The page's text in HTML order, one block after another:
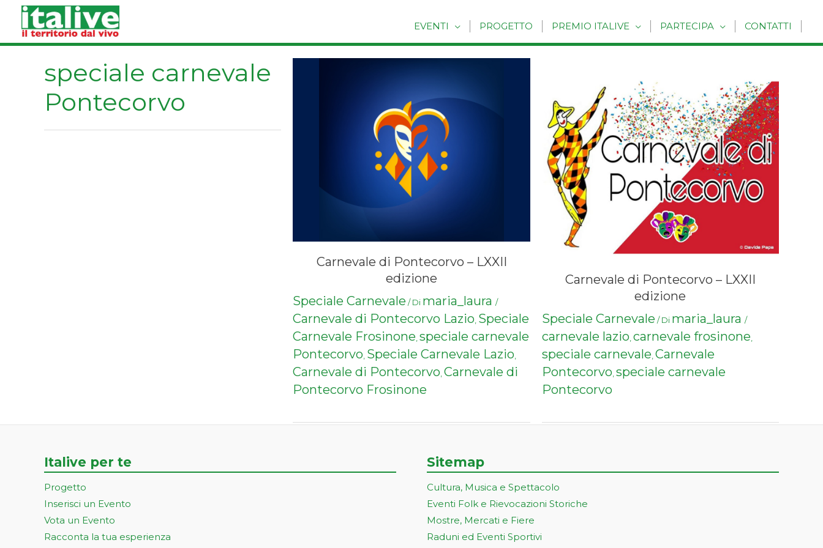
contenuto
EVENTI PROGETTO PREMIO ITALIVE PARTECIPA CONTATTI
speciale carnevale
Pontecorvo
Carnevale di Pontecorvo – LXXII
edizione
Speciale Carnevale / Di maria_laura /
Carnevale di Pontecorvo Lazio, Speciale
Carnevale Frosinone,speciale carnevale
Pontecorvo, Speciale Carnevale Lazio,
Carnevale di Pontecorvo,Carnevale di
Pontecorvo Frosinone
Carnevale di Pontecorvo – LXXII
edizione
Speciale Carnevale / Di maria_laura /
carnevale lazio, carnevale frosinone,
speciale carnevale, Carnevale
Pontecorvo, speciale carnevale
Pontecorvo
Italive per te
Progetto
Inserisci un Evento
Vota un Evento
Racconta la tua esperienza
Sitemap
Cultura, Musica e Spettacolo
Eventi Folk e Rievocazioni Storiche
Mostre, Mercati e Fiere
Raduni ed Eventi Sportivi